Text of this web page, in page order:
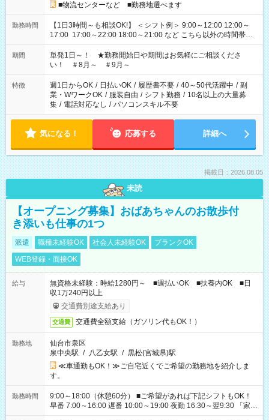
■物流センターなど ■勤務地選べます
勤務時間
【1日3時間～も相談OK!】 ＜シフト例＞ 9:00～12:00 12:00～
17:00 17:00～22:00 18:00～21:00 など こちら以外の時間帯も
お気軽にご相談ください！
期間
単発1日～！ ★勤務開始日や期間はお気軽にご相談くださ
い！ ＃8月～ ＃9月～
特徴 週1日からOK / 日払いOK / 履歴書不要 / 40～50代活躍中 / 副
業・WワークOK / 服装自由 / シフト勤務 / 10名以上の大量募
集 / 電話対応なし / パソコンスキル不要
気になる！ 応募する 詳細へ
掲載日：2026.08.05
未読
【オープニング募集】おばあちゃんのお散歩付
き添いも仕事の1つ
派遣 職種未経験OK 社会人未経験OK
ブランクOK
WEB登録・面接OK
給与
無資格未経験：時給1280円～ ■週払いOK ■扶養内OK ■日
収1万240円以上
交通費別途支給あり
交通費 交通費全額支給（ガソリン代もOK！）
勤務地
仙台市泉区
泉中央駅 / 八乙女駅 / 黒松(宮城県)駅
≪車通勤もOK！≫ご自宅近くでご希望の勤務地を紹介しま
す。
勤務時間
9:00～18:00（休憩60分） ■ご希望があれば下記シフトもOK！
早番 7:00～16:00 遅番 10:00～19:00 夜勤 16:30～翌9:30 「家族
と休みを合わせたい」 「余裕を持って夕飯の準備がしたい」